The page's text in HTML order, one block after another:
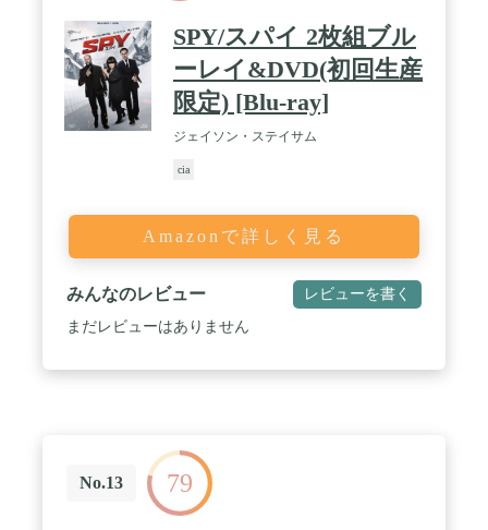
SPY/スパイ 2枚組ブル
ーレイ&DVD(初回生産
限定) [Blu-ray]
ジェイソン・ステイサム
cia
Amazonで詳しく見る
みんなのレビュー レビューを書く
まだレビューはありません
No.13 79